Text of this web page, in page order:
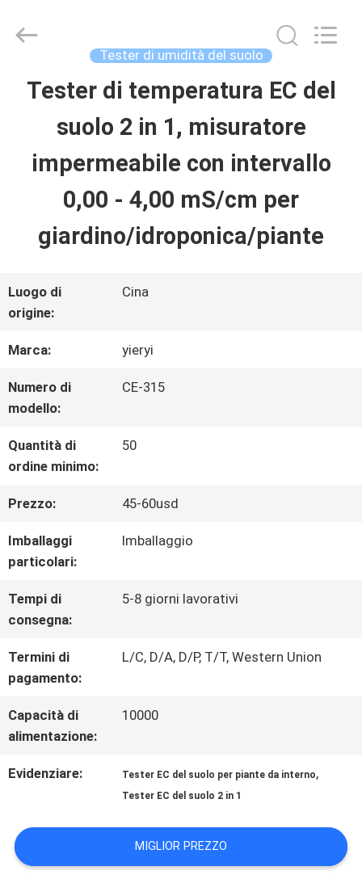
CASA
PRODOTTI
SIAMO
FATORY
TOUR
CONTROLLO
DI
QUALITÀ
CONTATTACI
NOTIZIE
TUTTI
CASI
PRIVACY
YIERYI
Tester di umidità del suolo
Tester di temperatura EC del
suolo 2 in 1, misuratore
impermeabile con intervallo
0,00 - 4,00 mS/cm per
giardino/idroponica/piante
Luogo di
origine:
Cina
Marca: yieryi
Numero di
modello:
CE-315
Quantità di
ordine minimo:
50
Prezzo: 45-60usd
Imballaggi
particolari:
Imballaggio
Tempi di
consegna:
5-8 giorni lavorativi
Termini di
pagamento:
L/C, D/A, D/P, T/T, Western Union
Capacità di
alimentazione:
10000
Evidenziare: Tester EC del suolo per piante da interno,
Tester EC del suolo 2 in 1
MIGLIOR PREZZO